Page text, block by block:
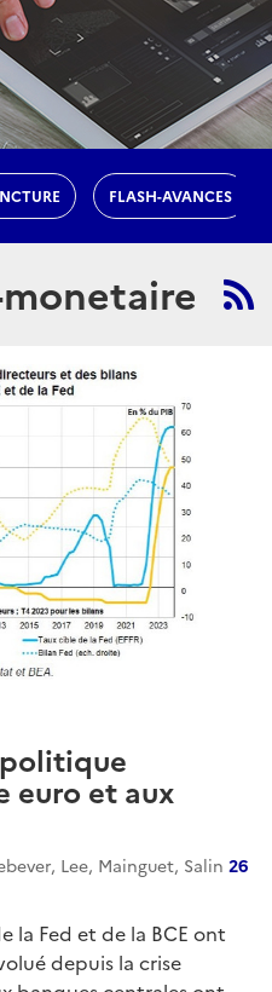
FLASH-AVANCES
euro et aux
Lee, Mainguet, Salin 26
la Fed et de la BCE ont
depuis la crise